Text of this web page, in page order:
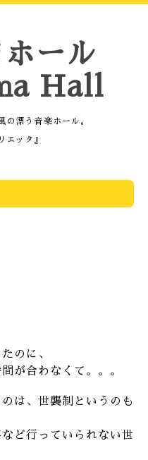
ホール
Hall
の漂う音楽ホール。
エッタ』
のに、
が合わなくて。。。
は、世襲制というのも
ど行っていられない世